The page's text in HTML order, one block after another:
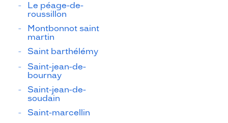
Le péage-de-
roussillon
Montbonnot saint
martin
Saint barthélémy
Saint-jean-de-
bournay
Saint-jean-de-
soudain
Saint-marcellin